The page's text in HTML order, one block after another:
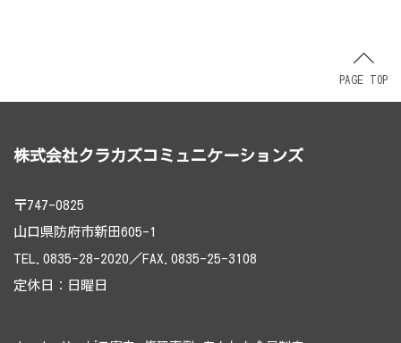
PAGE TOP
株式会社クラカズコミュニケーションズ
〒747-0825
山口県防府市新田605-1
TEL.0835-28-2020／FAX.0835-25-3108
定休日：日曜日